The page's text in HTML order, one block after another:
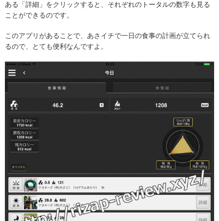
ある「詳細」をクリックすると、それぞれのトータルの数字も見る
ことができるのです。
このアプリがあることで、あさイチで一日の食事の計画が立てられ
るので、とても便利なんですよ。